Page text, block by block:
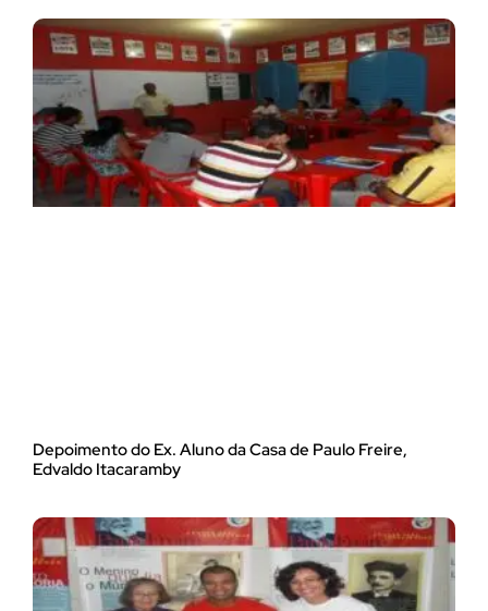
Depoimento do Ex. Aluno da Casa de Paulo Freire,
Edvaldo Itacaramby